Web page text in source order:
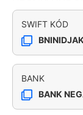
SWIFT KÓD
BANK
BANK